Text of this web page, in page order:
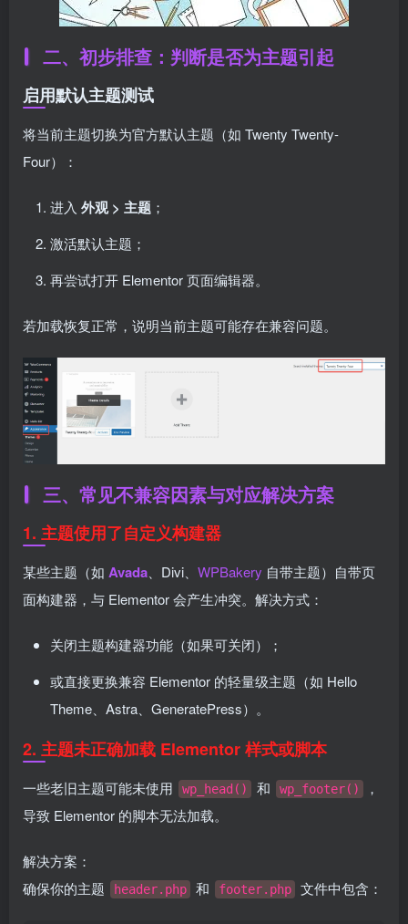
二、初步排查：判断是否为主题引起
启用默认主题测试
将当前主题切换为官方默认主题（如 Twenty Twenty-
Four）：
进入 外观 > 主题 ；
激活默认主题；
再尝试打开 Elementor 页面编辑器。
若加载恢复正常，说明当前主题可能存在兼容问题。
三、常见不兼容因素与对应解决方案
1. 主题使用了自定义构建器
某些主题（如 Avada 、Divi、 WPBakery 自带主题）自带页
面构建器，与 Elementor 会产生冲突。解决方式：
关闭主题构建器功能（如果可关闭）；
或直接更换兼容 Elementor 的轻量级主题（如 Hello
Theme、Astra、GeneratePress）。
2. 主题未正确加载 Elementor 样式或脚本
一些老旧主题可能未使用 wp_head() 和 wp_footer()
，
导致 Elementor 的脚本无法加载。
解决方案：
确保你的主题
header.php 和 footer.php 文件中包含：